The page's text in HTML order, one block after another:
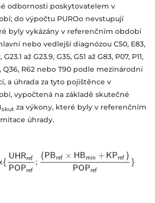
odbornosti poskytovatelem v
do výpočtu PUROo nevstupují
byly vykázány v referenčním období
nebo vedlejší diagnózou C50, E83,
G23.1 až G23.9, G35, G51 až G83, P07, P11,
Q36, R62 nebo T90 podle mezinárodní
a úhrada za tyto pojištěnce v
vypočtená na základě skutečné
skut za výkony, které byly v referenčním
úhrady.
{
U H Rref
PO Pref
;
( P Bref × H Bmin + K Pref )
PO Pref
}
H RrefPOP ref;(PBref×HBmin+KPref)PO